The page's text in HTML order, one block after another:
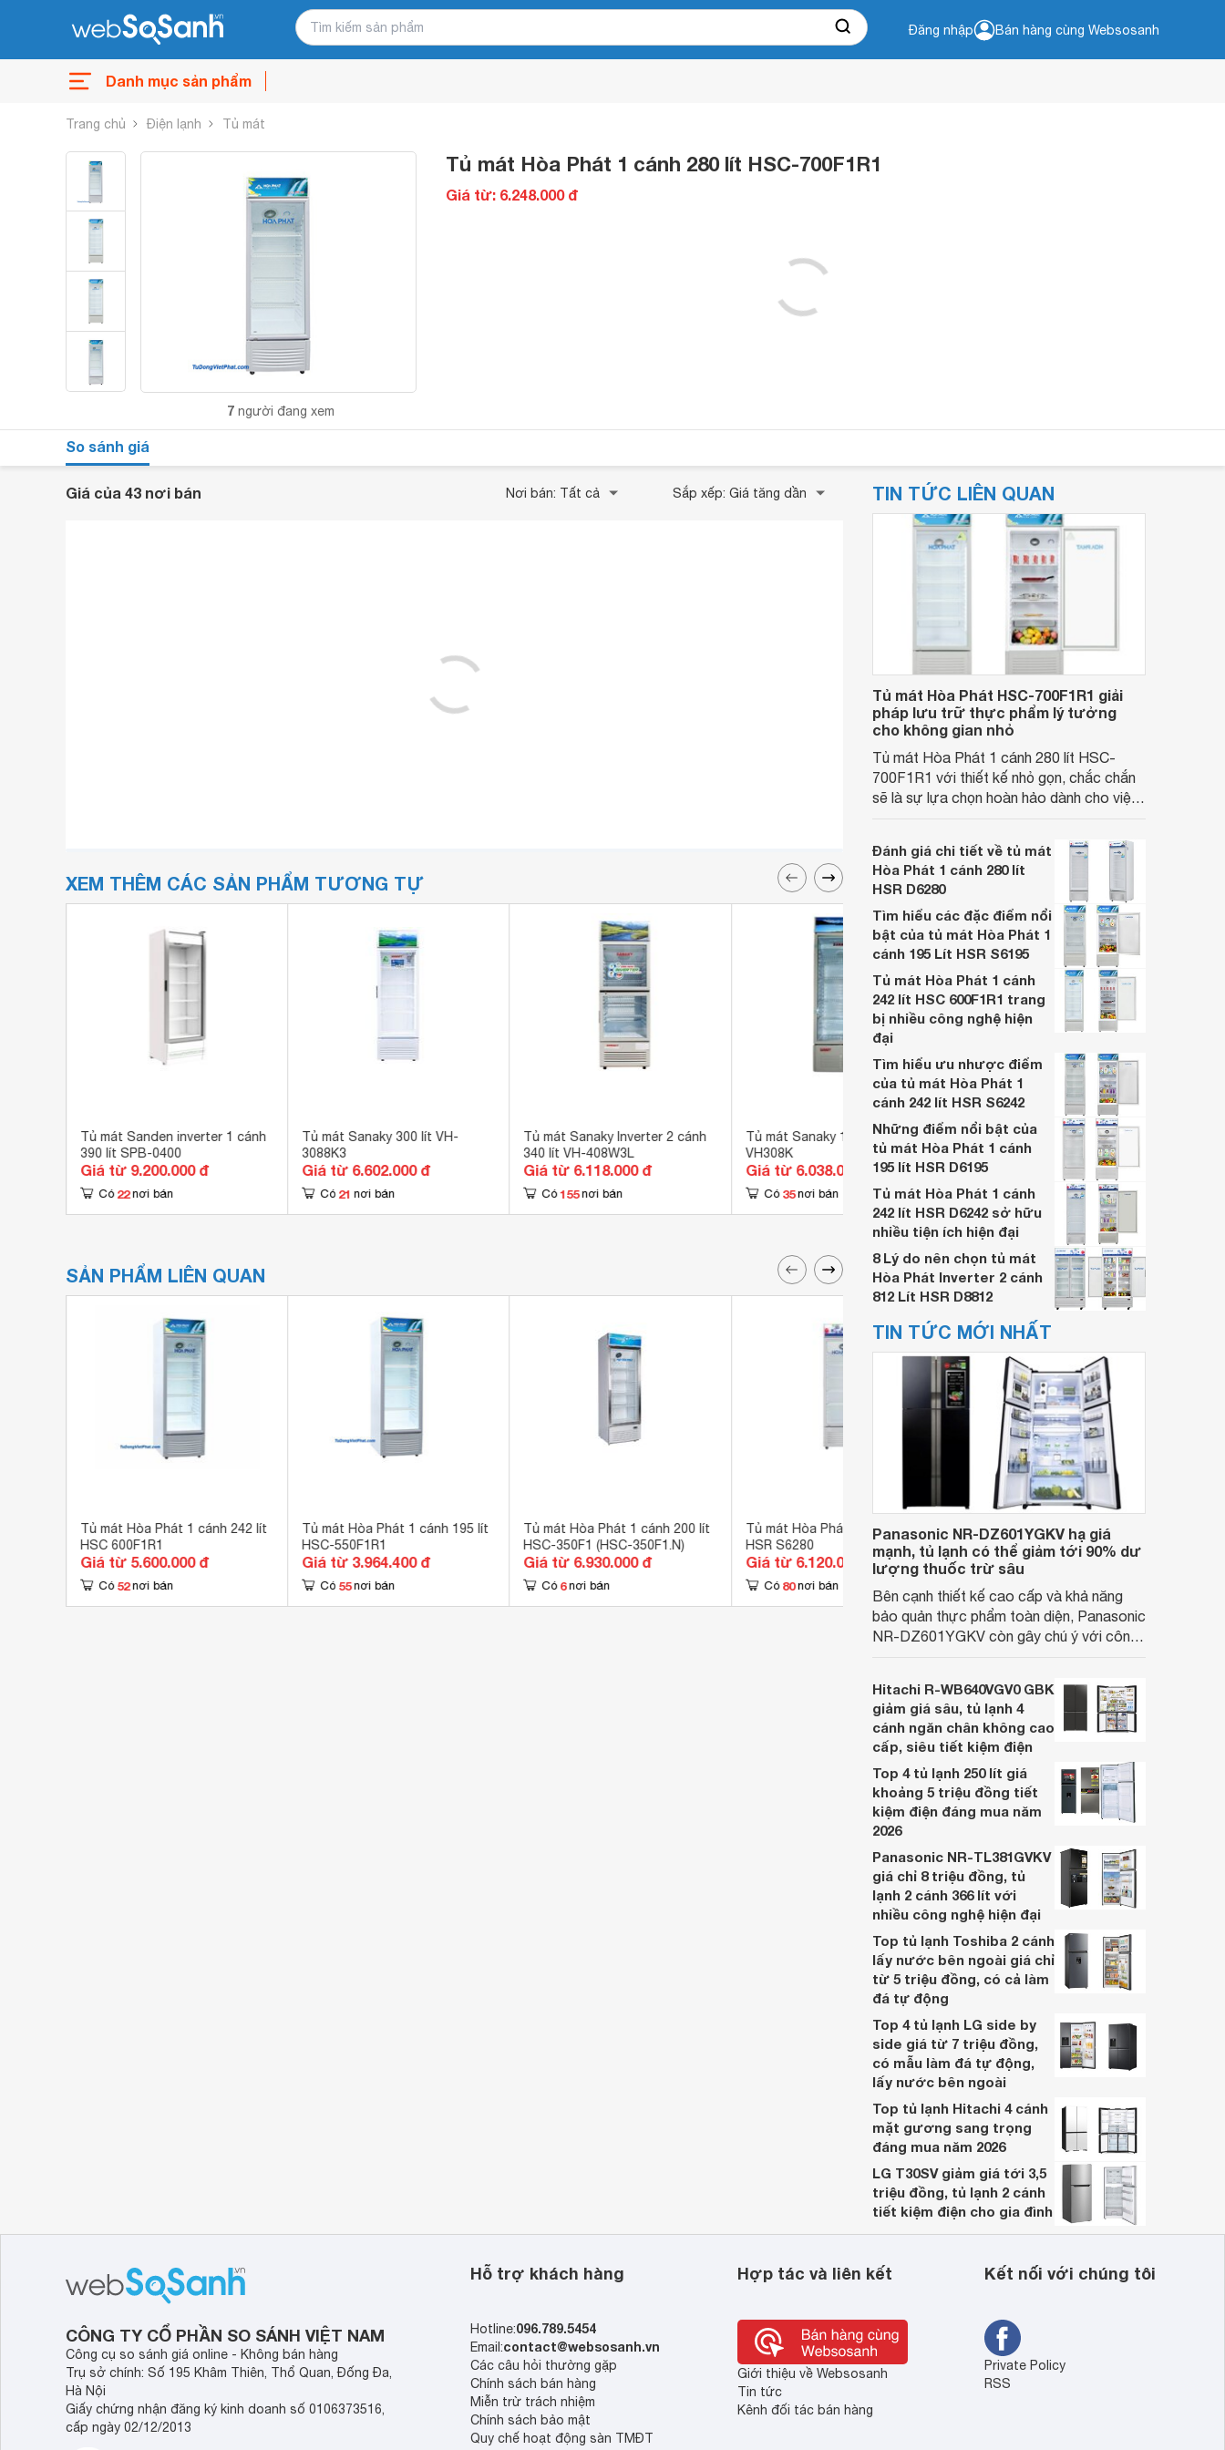
Đăng nhập Bán hàng cùng Websosanh
Danh mục sản phẩm
Trang chủ Điện lạnh Tủ mát
7 người đang xem
Tủ mát Hòa Phát 1 cánh 280 lít HSC-700F1R1
Giá từ: 6.248.000 đ
So sánh giá
Giá của 43 nơi bán Nơi bán: Tất cả Sắp xếp: Giá tăng dần
XEM THÊM CÁC SẢN PHẨM TƯƠNG TỰ
Tủ mát Sanden inverter 1 cánh
390 lít SPB-0400
Giá từ 9.200.000 đ
Có 22 nơi bán
Tủ mát Sanaky 300 lít VH-
3088K3
Giá từ 6.602.000 đ
Có 21 nơi bán
Tủ mát Sanaky Inverter 2 cánh
340 lít VH-408W3L
Giá từ 6.118.000 đ
Có 155 nơi bán
Tủ mát Sanaky 1 cánh 300 lít
VH308K
Giá từ 6.038.000 đ
Có 35 nơi bán
Tủ mát Sanaky 2 cánh 250 lít
VH258W
Giá từ 6.694.000 đ
Có 34 nơi bán
SẢN PHẨM LIÊN QUAN
Tủ mát Hòa Phát 1 cánh 242 lít
HSC 600F1R1
Giá từ 5.600.000 đ
Có 52 nơi bán
Tủ mát Hòa Phát 1 cánh 195 lít
HSC-550F1R1
Giá từ 3.964.400 đ
Có 55 nơi bán
Tủ mát Hòa Phát 1 cánh 200 lít
HSC-350F1 (HSC-350F1.N)
Giá từ 6.930.000 đ
Có 6 nơi bán
Tủ mát Hòa Phát 1 cánh 280 lít
HSR S6280
Giá từ 6.120.000 đ
Có 80 nơi bán
Tủ mát Hòa Phát 1 cánh 280 lít
HSR D6280
Giá từ 2.740.000 đ
nơi bán
TIN TỨC LIÊN QUAN
Tủ mát Hòa Phát HSC-700F1R1 giải
pháp lưu trữ thực phẩm lý tưởng
cho không gian nhỏ
Tủ mát Hòa Phát 1 cánh 280 lít HSC-
700F1R1 với thiết kế nhỏ gọn, chắc chắn
sẽ là sự lựa chọn hoàn hảo dành cho việc
không mất nhiều không gian, diện tích
trong căn bếp gia đình bạn. Cùng
Websosanh.vn đi tìm hiểu những tính năng
nổi bật của sản phẩm này nhé.
Đánh giá chi tiết về tủ mát
Hòa Phát 1 cánh 280 lít
HSR D6280
Tìm hiểu các đặc điểm nổi
bật của tủ mát Hòa Phát 1
cánh 195 Lít HSR S6195
Tủ mát Hòa Phát 1 cánh
242 lít HSC 600F1R1 trang
bị nhiều công nghệ hiện
đại
Tìm hiểu ưu nhược điểm
của tủ mát Hòa Phát 1
cánh 242 lít HSR S6242
Những điểm nổi bật của
tủ mát Hòa Phát 1 cánh
195 lít HSR D6195
Tủ mát Hòa Phát 1 cánh
242 lít HSR D6242 sở hữu
nhiều tiện ích hiện đại
8 Lý do nên chọn tủ mát
Hòa Phát Inverter 2 cánh
812 Lít HSR D8812
TIN TỨC MỚI NHẤT
Panasonic NR-DZ601YGKV hạ giá
mạnh, tủ lạnh có thể giảm tới 90% dư
lượng thuốc trừ sâu
Bên cạnh thiết kế cao cấp và khả năng
bảo quản thực phẩm toàn diện, Panasonic
NR-DZ601YGKV còn gây chú ý với công
lượng thuốc trừ sâu còn tồn đọng trên
thực phẩm.
Hitachi R-WB640VGV0 GBK
giảm giá sâu, tủ lạnh 4
cánh ngăn chân không cao
cấp, siêu tiết kiệm điện
Top 4 tủ lạnh 250 lít giá
khoảng 5 triệu đồng tiết
kiệm điện đáng mua năm
2026
Panasonic NR-TL381GVKV
giá chỉ 8 triệu đồng, tủ
lạnh 2 cánh 366 lít với
nhiều công nghệ hiện đại
Top tủ lạnh Toshiba 2 cánh
lấy nước bên ngoài giá chỉ
từ 5 triệu đồng, có cả làm
đá tự động
Top 4 tủ lạnh LG side by
side giá từ 7 triệu đồng,
có mẫu làm đá tự động,
lấy nước bên ngoài
Top tủ lạnh Hitachi 4 cánh
mặt gương sang trọng
đáng mua năm 2026
LG T30SV giảm giá tới 3,5
triệu đồng, tủ lạnh 2 cánh
tiết kiệm điện cho gia đình
CÔNG TY CỔ PHẦN SO SÁNH VIỆT NAM
Công cụ so sánh giá online - Không bán hàng
Trụ sở chính: Số 195 Khâm Thiên, Thổ Quan, Đống Đa,
Hà Nội
Giấy chứng nhận đăng ký kinh doanh số 0106373516,
cấp ngày 02/12/2013
Hỗ trợ khách hàng
Hotline:096.789.5454
Email:contact@websosanh.vn
Các câu hỏi thường gặp
Chính sách bán hàng
Miễn trừ trách nhiệm
Chính sách bảo mật
Quy chế hoạt động sàn TMĐT
Hợp tác và liên kết
Giới thiệu về Websosanh
Tin tức
Kênh đối tác bán hàng
Kết nối với chúng tôi
Private Policy
RSS